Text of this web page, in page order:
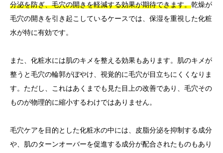
分泌を防ぎ、毛穴の開きを軽減する効果が期待できます。乾燥が
毛穴の開きを引き起こしているケースでは、保湿を重視した化粧
水が特に有効です。
また、化粧水には肌のキメを整える効果もあります。肌のキメが
整うと毛穴の輪郭がぼやけ、視覚的に毛穴が目立ちにくくなりま
す。ただし、これはあくまでも見た目上の改善であり、毛穴その
ものが物理的に縮小するわけではありません。
毛穴ケアを目的とした化粧水の中には、皮脂分泌を抑制する成分
や、肌のターンオーバーを促進する成分が配合されたものもあり